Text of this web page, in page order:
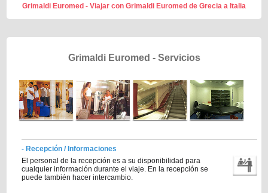
Grimaldi Euromed - Viajar con Grimaldi Euromed de Grecia a Italia
Grimaldi Euromed - Servicios
- Recepción / Informaciones
El personal de la recepción es a su disponibilidad para
cualquier información durante el viaje. En la recepción se
puede también hacer intercambio.